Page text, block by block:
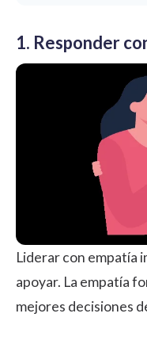
1. Responder
Liderar con empatía
apoyar. La empatía
mejores decisiones